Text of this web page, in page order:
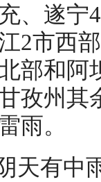
、遂宁
2市西
部和阿
孜州其
雨。
天有中